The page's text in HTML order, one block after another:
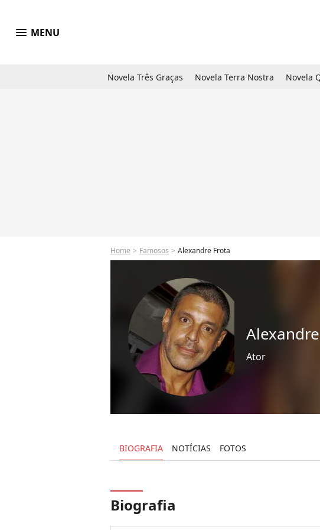
menu MENU
Novela Três Graças Novela Terra Nostra Novela
Home Famosos Alexandre Frota
Ator
BIOGRAFIA NOTÍCIAS FOTOS
Biografia